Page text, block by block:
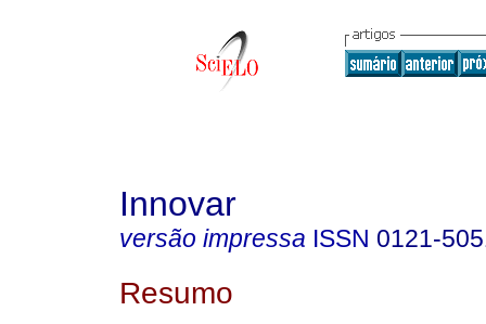
Innovar
versão impressa ISSN 0121-
Resumo